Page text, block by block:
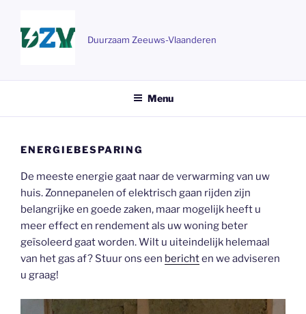
Duurzaam Zeeuws-Vlaanderen
Menu
ENERGIEBESPARING
De meeste energie gaat naar de verwarming van uw
huis. Zonnepanelen of elektrisch gaan rijden zijn
belangrijke en goede zaken, maar mogelijk heeft u
meer effect en rendement als uw woning beter
geïsoleerd gaat worden. Wilt u uiteindelijk helemaal
van het gas af? Stuur ons een berichten we adviseren
u graag!